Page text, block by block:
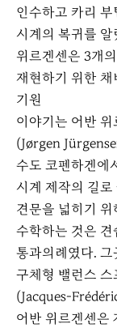
인수하고 카리
시계의 복귀를
위르겐센은 3개
재현하기 위한 채
기원
이야기는 어반
(Jørgen
수도 코펜하겐에
시계 제작의 길
견문을 넓히기
수학하는 것은
통과의례였다.
구체형 밸런스
(Jacques-
어반 위르겐센은